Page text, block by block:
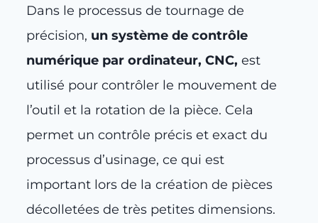
Dans le processus de tournage de
précision, un système de contrôle
numérique par ordinateur, CNC, est
utilisé pour contrôler le mouvement de
l’outil et la rotation de la pièce. Cela
permet un contrôle précis et exact du
processus d’usinage, ce qui est
important lors de la création de pièces
décolletées de très petites dimensions.